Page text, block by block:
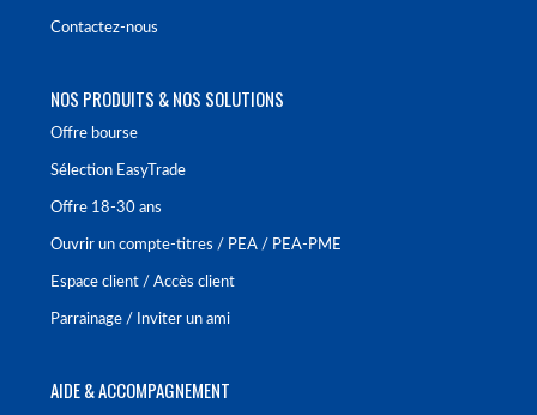
Contactez-nous
NOS PRODUITS & NOS SOLUTIONS
Offre bourse
Sélection EasyTrade
Offre 18-30 ans
Ouvrir un compte-titres / PEA / PEA-PME
Espace client / Accès client
Parrainage / Inviter un ami
AIDE & ACCOMPAGNEMENT